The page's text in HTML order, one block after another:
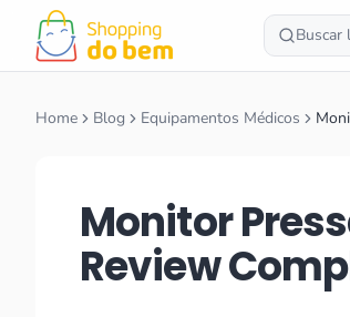
Buscar
Home Blog Equipamentos Médicos
Monitor
Review